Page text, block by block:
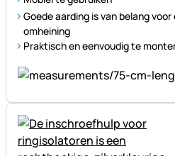
Goede aarding is van belang
omheining
Praktisch en eenvoudig te